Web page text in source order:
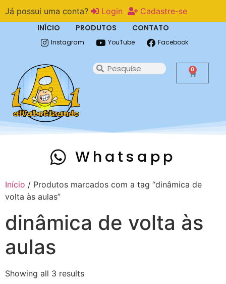
Já possui uma conta? Login
Cadastre-se
INÍCIO
PRODUTOS CONTATO
Instagram YouTube Facebook
0
Whatsapp
Início / Produtos marcados com a tag “dinâmica de
volta às aulas”
dinâmica de volta às
aulas
Showing all 3 results